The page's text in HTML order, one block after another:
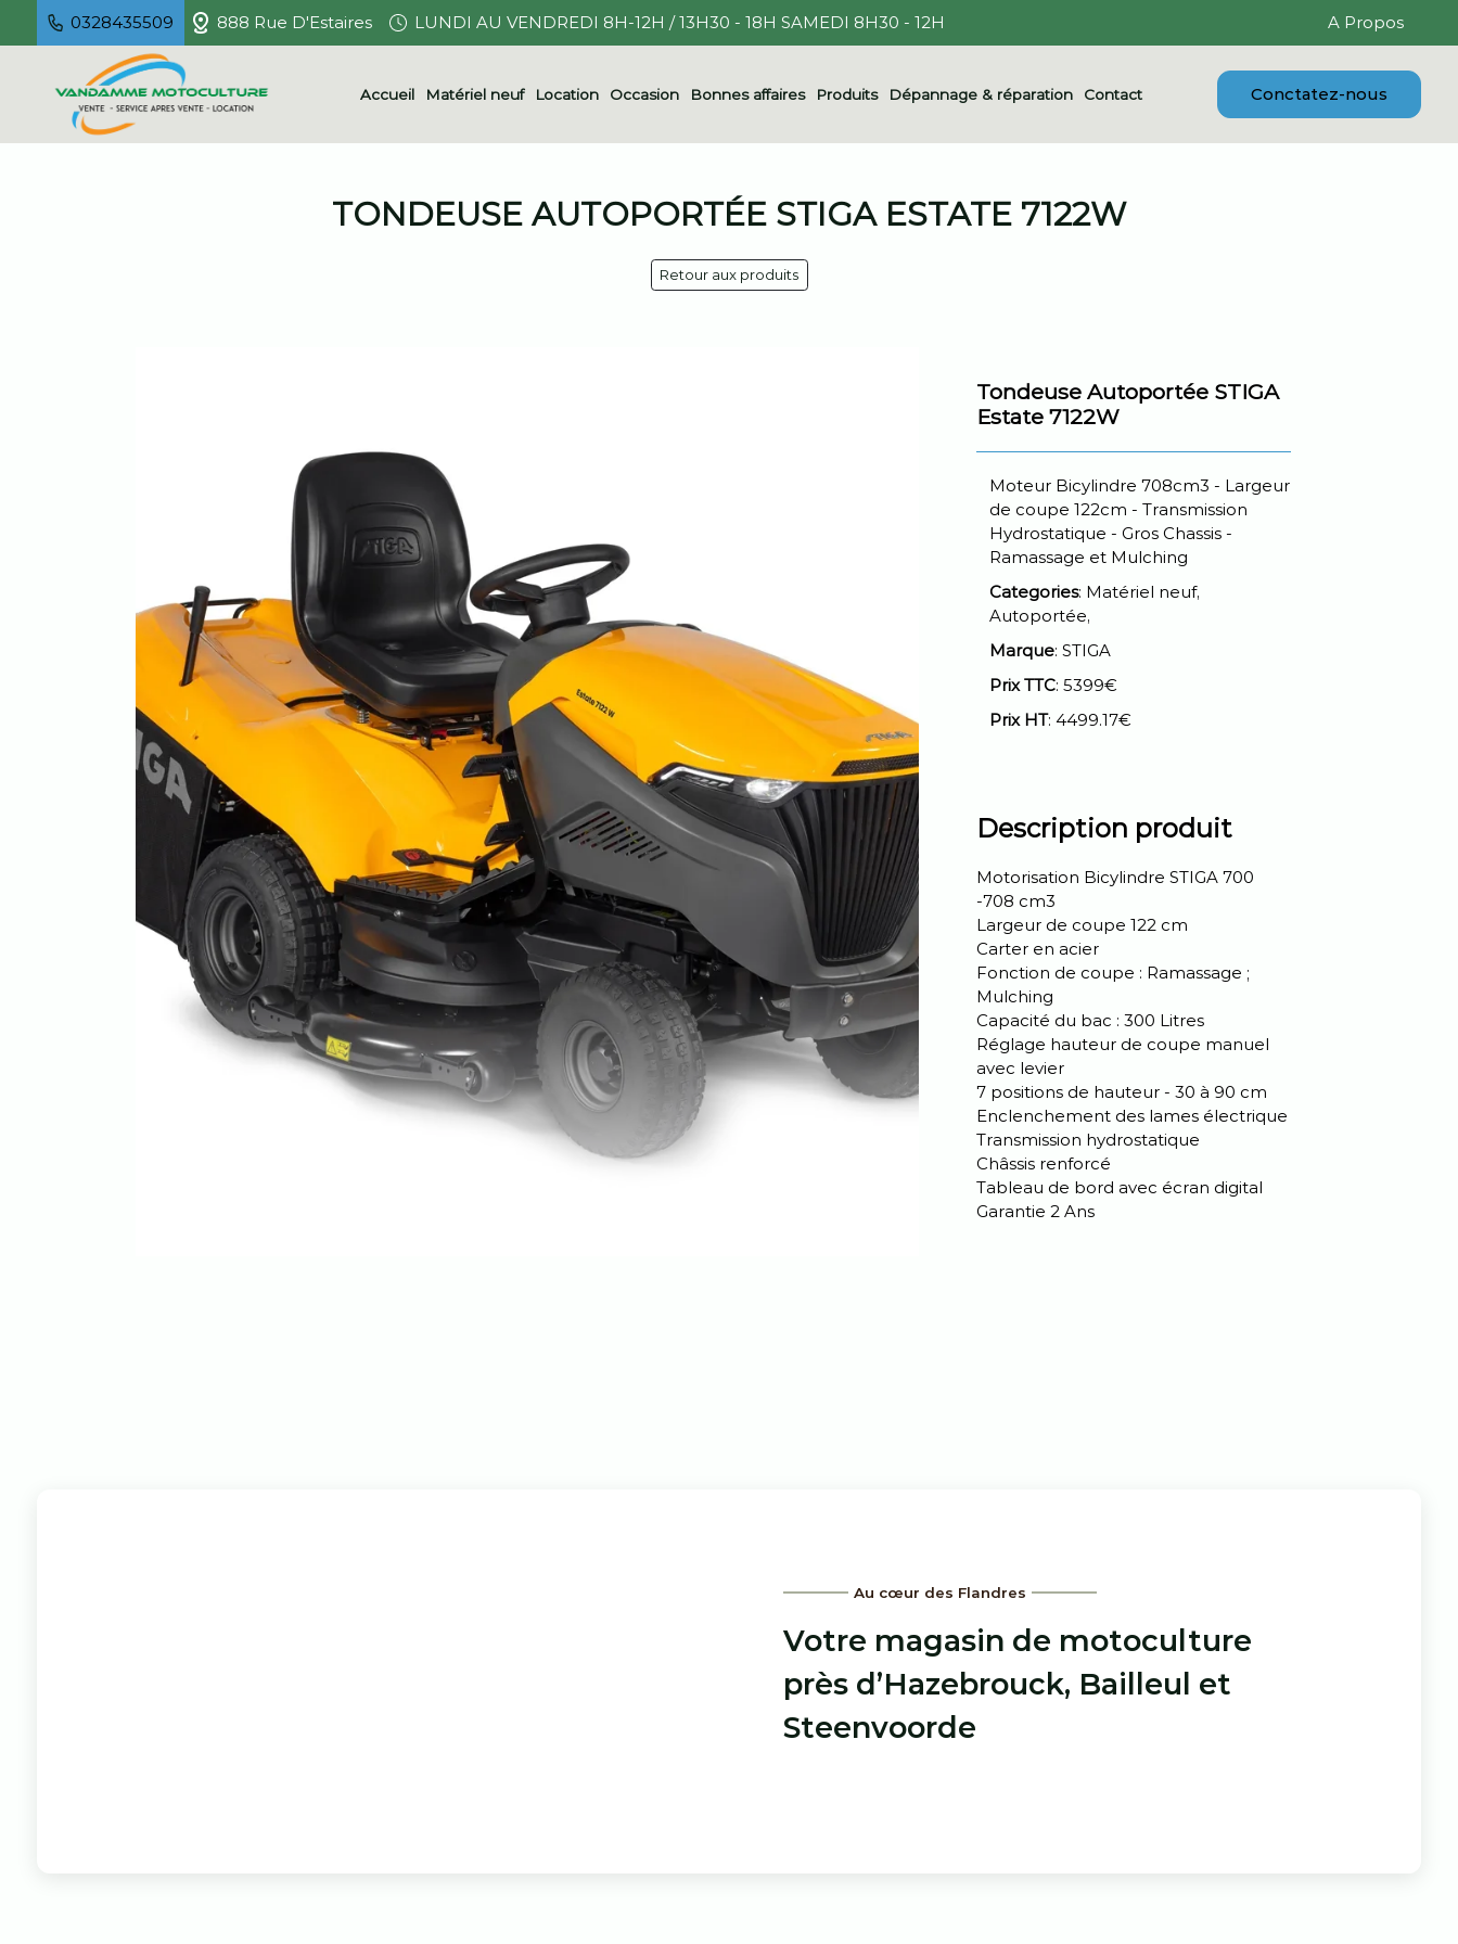
0328435509 888 Rue D'Estaires LUNDI AU VENDREDI 8H-12H / 13H30 - 18H SAMEDI 8H30 - 12H A Propos
Accueil Matériel neuf Location Occasion Bonnes affaires Produits Dépannage & réparation Contact Conctatez-nous
TONDEUSE AUTOPORTÉE STIGA ESTATE 7122W
Retour aux produits
Tondeuse Autoportée STIGA
Estate 7122W
Moteur Bicylindre 708cm3 - Largeur
de coupe 122cm - Transmission
Hydrostatique - Gros Chassis -
Ramassage et Mulching
Categories: Matériel neuf,
Autoportée,
Marque: STIGA
Prix TTC: 5399€
Prix HT: 4499.17€
Description produit
Motorisation Bicylindre STIGA 700
-708 cm3
Largeur de coupe 122 cm
Carter en acier
Fonction de coupe : Ramassage ;
Mulching
Capacité du bac : 300 Litres
Réglage hauteur de coupe manuel
avec levier
7 positions de hauteur - 30 à 90 cm
Enclenchement des lames électrique
Transmission hydrostatique
Châssis renforcé
Tableau de bord avec écran digital
Garantie 2 Ans
Au cœur des Flandres
Votre magasin de motoculture
près d’Hazebrouck, Bailleul et
Steenvoorde